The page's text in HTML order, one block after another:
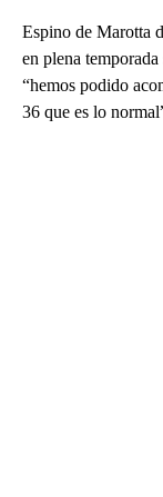
Espino de Marotta
en plena
“hemos podido
36 que es lo